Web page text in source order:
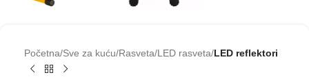
Početna Sve za kuću Rasveta LED rasveta LED reflektori